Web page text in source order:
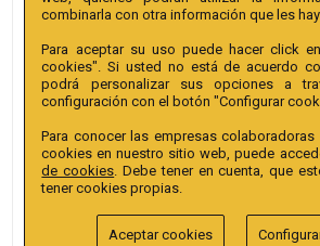
HEXAGONAL PULGADAS 7/
Referencia:238427
Colección
Punta Hex. 25mm 1/4"
EAN13:
combinarla con otra información que les
Para aceptar su uso puede hacer click
cookies". Si usted no está de acuerdo
podrá personalizar sus opciones a
configuración con el botón "Configurar
Para conocer las empresas
cookies en nuestro sitio web, puede
de cookies . Debe tener en cuenta, que
tener cookies propias.
Aceptar cookies